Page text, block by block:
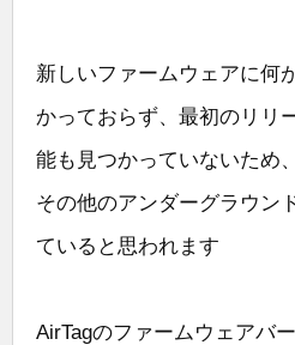
新しいファームウェアに何
かっておらず、最初のリリ
能も見つかっていないため
その他のアンダーグラウン
ていると思われます
AirTagのファームウェアバ